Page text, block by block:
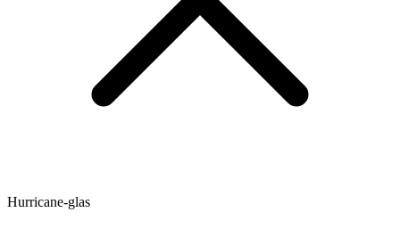
Hurricane-glas